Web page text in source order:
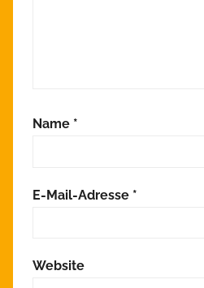
Name *
E-Mail-Adresse *
Website